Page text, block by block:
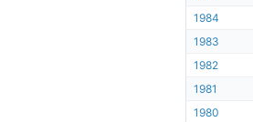
1984
1983
1982
1981
1980